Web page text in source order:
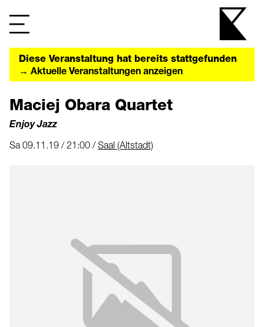
Diese Veranstaltung hat bereits stattgefunden
→ Aktuelle Veranstaltungen anzeigen
Maciej Obara Quartet
Enjoy Jazz
Sa 09.11.19 / 21:00 /Saal (Altstadt)